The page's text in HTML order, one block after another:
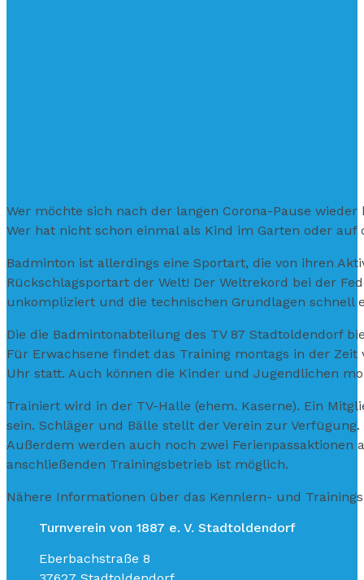
Wer möchte sich nach der langen Corona-Pause wieder
Wer hat nicht schon einmal als Kind im Garten oder auf
Badminton ist allerdings eine Sportart, die von ihren
Rückschlagsportart der Welt! Der Weltrekord bei der
unkompliziert und die technischen Grundlagen schnell
Die die Badmintonabteilung des TV 87 Stadtoldendorf
Für Erwachsene findet das Training montags in der
Uhr statt. Auch können die Kinder und Jugendlichen
Trainiert wird in der TV-Halle (ehem. Kaserne). Ein
sein. Schläger und Bälle stellt der Verein zur
Außerdem werden auch noch zwei Ferienpassaktionen
anschließenden Trainingsbetrieb ist möglich.
Nähere Informationen über das Kennlern- und
Turnverein von 1887 e. V. Stadtoldendorf
Eberbachstraße 8